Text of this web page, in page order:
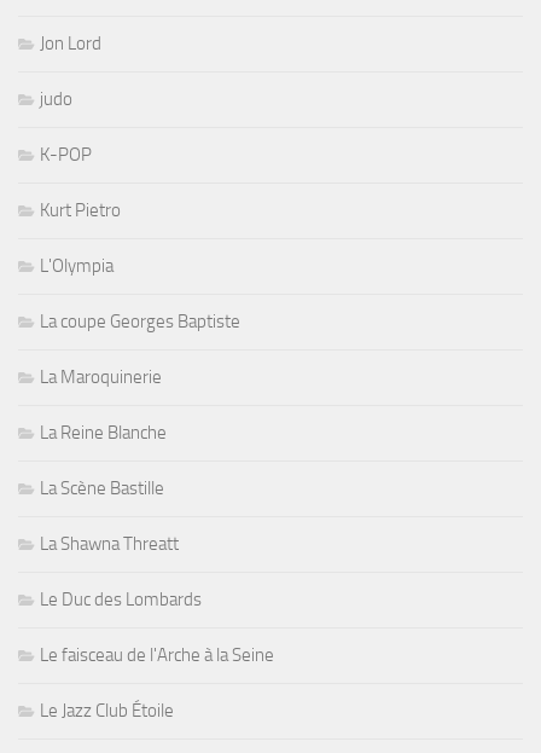
Jon Lord
judo
K-POP
Kurt Pietro
L'Olympia
La coupe Georges Baptiste
La Maroquinerie
La Reine Blanche
La Scène Bastille
La Shawna Threatt
Le Duc des Lombards
Le faisceau de l'Arche à la Seine
Le Jazz Club Étoile